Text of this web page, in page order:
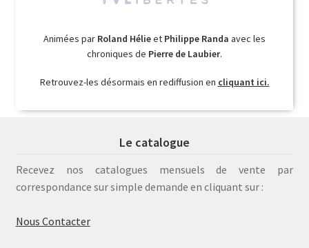
Animées par Roland Hélieet Philippe Randa avec les
chroniques de Pierre de Laubier.
Retrouvez-les désormais en rediffusion en cliquant ici.
Le catalogue
Recevez nos catalogues mensuels de vente par
correspondance sur simple demande en cliquant sur :
Nous Contacter